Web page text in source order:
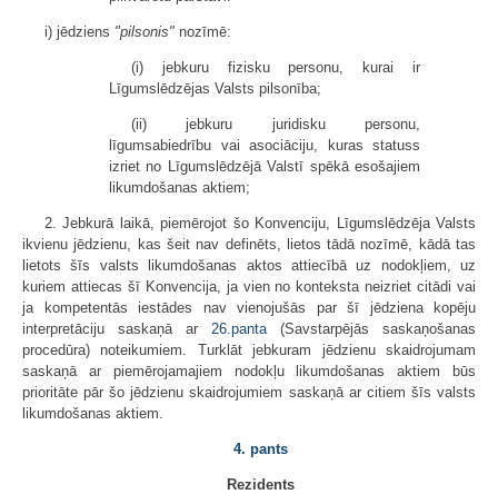
i) jēdziens "pilsonis" nozīmē:
(i) jebkuru fizisku personu, kurai ir
Līgumslēdzējas Valsts pilsonība;
(ii) jebkuru juridisku personu,
līgumsabiedrību vai asociāciju, kuras statuss
izriet no Līgumslēdzējā Valstī spēkā esošajiem
likumdošanas aktiem;
2. Jebkurā laikā, piemērojot šo Konvenciju, Līgumslēdzēja Valsts
ikvienu jēdzienu, kas šeit nav definēts, lietos tādā nozīmē, kādā tas
lietots šīs valsts likumdošanas aktos attiecībā uz nodokļiem, uz
kuriem attiecas šī Konvencija, ja vien no konteksta neizriet citādi vai
ja kompetentās iestādes nav vienojušās par šī jēdziena kopēju
interpretāciju saskaņā ar 26.panta(Savstarpējās saskaņošanas
procedūra) noteikumiem. Turklāt jebkuram jēdzienu skaidrojumam
saskaņā ar piemērojamajiem nodokļu likumdošanas aktiem būs
prioritāte pār šo jēdzienu skaidrojumiem saskaņā ar citiem šīs valsts
likumdošanas aktiem.
4. pants
Rezidents